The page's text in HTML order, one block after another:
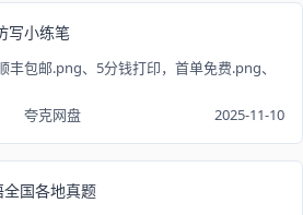
写小练笔
丰包邮.png、5分钱打印，首单免费.png、
夸克网盘 2025-11-10
国各地真题